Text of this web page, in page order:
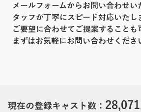
メールフォームからお問い合わせい
タッフが丁寧にスピード対応いたし
ご要望に合わせてご提案することも
まずはお気軽にお問い合わせくださ
現在の登録キャスト数： 28,071